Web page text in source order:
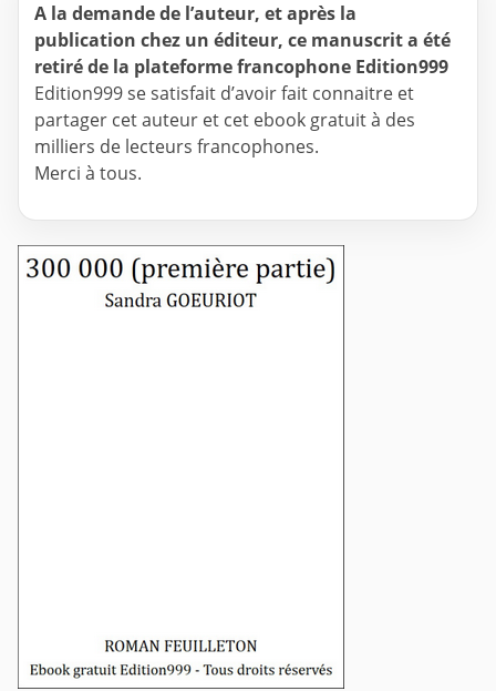
A la demande de l’auteur, et après la
publication chez un éditeur, ce manuscrit a été
retiré de la plateforme francophone Edition999
Edition999 se satisfait d’avoir fait connaitre et
partager cet auteur et cet ebook gratuit à des
milliers de lecteurs francophones.
Merci à tous.